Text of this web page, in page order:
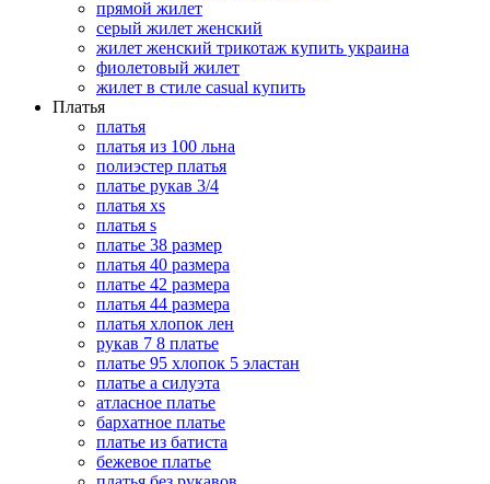
прямой жилет
серый жилет женский
жилет женский трикотаж купить украина
фиолетовый жилет
жилет в стиле casual купить
Платья
платья
платья из 100 льна
полиэстер платья
платье рукав 3/4
платья xs
платья s
платье 38 размер
платья 40 размера
платье 42 размера
платья 44 размера
платья хлопок лен
рукав 7 8 платье
платье 95 хлопок 5 эластан
платье а силуэта
атласное платье
бархатное платье
платье из батиста
бежевое платье